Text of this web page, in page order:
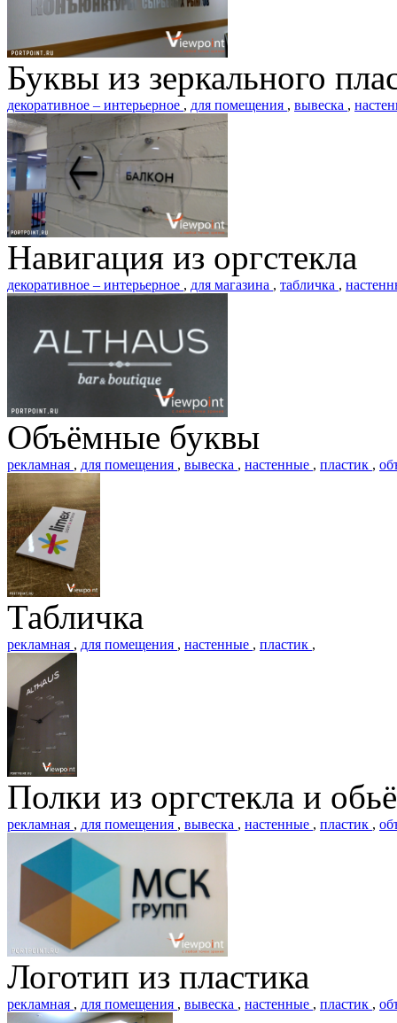
Буквы из зеркального
декоративное – интерьерное , для помещения , вывеска ,
Навигация из оргстекла
декоративное – интерьерное , для магазина , табличка ,
Объёмные буквы
рекламная , для помещения , вывеска , настенные , пластик ,
Табличка
рекламная , для помещения , настенные , пластик ,
Полки из оргстекла и
рекламная , для помещения , вывеска , настенные , пластик ,
Логотип из пластика
рекламная , для помещения , вывеска , настенные , пластик ,